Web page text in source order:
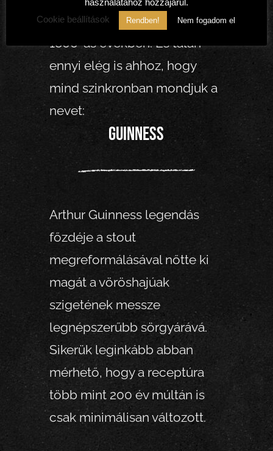
dimenzionálódott tovább az
1800-as években. És talán
ennyi elég is ahhoz, hogy
mind szinkronban mondjuk a
nevet:
Guinness
Arthur Guinness legendás
főzdéje a stout
megreformálásával nőtte ki
magát a vöröshajúak
szigetének messze
legnépszerűbb sörgyárává.
Sikerük leginkább abban
mérhető, hogy a receptúra
több mint 200 év múltán is
csak minimálisan változott.
használatához hozzájárul.
Cookie beállítások Rendben! Nem fogadom el